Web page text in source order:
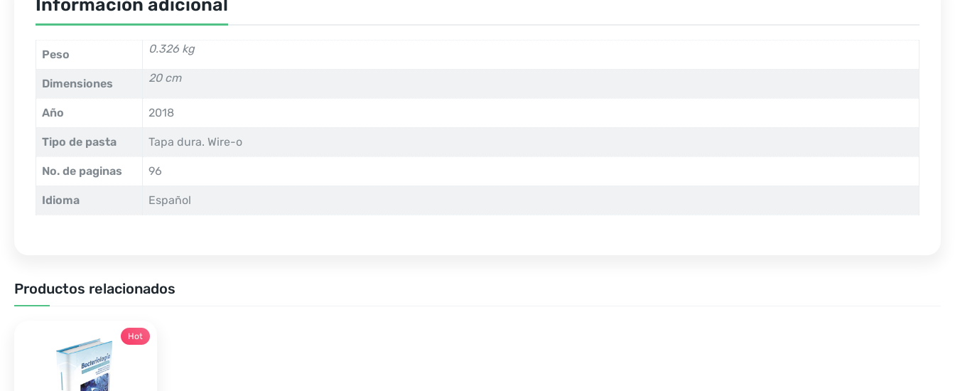
Información adicional
Peso 0.326 kg
Dimensiones 20 cm
Año 2018
Tipo de pasta Tapa dura. Wire-o
No. de paginas 96
Idioma Español
Productos relacionados
Hot